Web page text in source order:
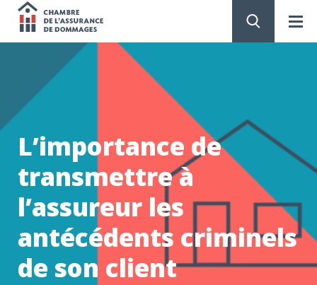
PASSER
CONTENU
Chambre
de
l'assurance
de
dommages
L’importance de
transmettre à
l’assureur les
antécédents criminels
de son client